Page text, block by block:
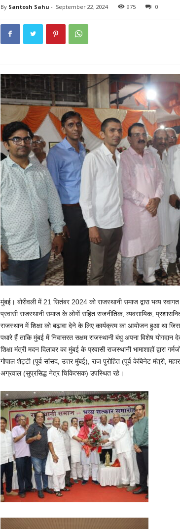
By Santosh Sahu - September 22, 2024 975 0
मुंबई। बोरीवली में 21 सितंबर 2024 को राजस्थानी समाज द्वारा भव्य
प्रवासी राजस्थानी समाज के लोगों सहित राजनीतिक, व्यवसायिक,
राजस्थान में शिक्षा को बढ़ावा देने के लिए कार्यक्रम का आयोजन हुआ था
पधारे हैं ताकि मुंबई में निवासरत सक्षम राजस्थानी बंधु अपना विशेष
शिक्षा मंत्री मदन दिलावर का मुंबई के प्रवासी राजस्थानी भामाशाहों
गोपाल शेट्टी (पूर्व सांसद, उत्तर मुंबई), राज पुरोहित (पूर्व केबिनेट मंत्री,
अग्रवाल (सुप्रसिद्ध नेत्र चिकित्सक) उपस्थित रहे।